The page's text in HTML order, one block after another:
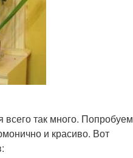
всего так много. Попробуем
и красиво. Вот